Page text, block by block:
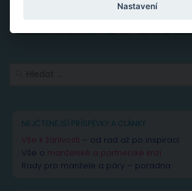
NEJČTENĚJŠÍ PŘÍSPĚVKY A ČLÁNKY
Vše k žárlivosti – od rad až po inspiraci
Vše o manželské a partnerské krizi
Rady pro manžele a páry – poradna
Nastavení